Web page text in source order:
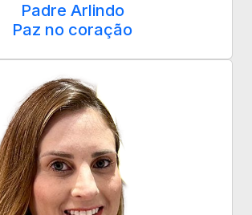
Padre Arlindo
Paz no coração